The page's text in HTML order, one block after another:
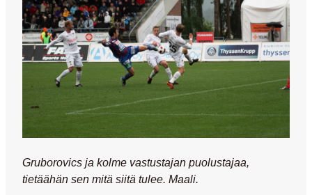
Gruborovics ja kolme vastustajan puolustajaa,
tietäähän sen mitä siitä tulee. Maali.